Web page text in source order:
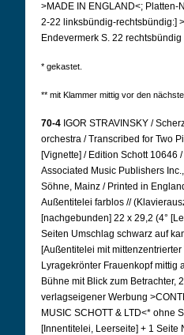
>MADE IN ENGLAND<; Platten-
2-22 linksbündig-rechtsbündig:]
Endevermerk S. 22
* gekastet.
** mit Klammer mittig vor den
70-4 IGOR STRAVINSKY /
orchestra / Transcribed for Two
[Vignette] / Edition Schott 10646
Associated Music Publishers
Söhne, Mainz / Printed in
Außentitelei farblos //
[nachgebunden] 22 x 29,2 (4°
Seiten Umschlag schwarz auf
[Außentitelei mit mittenzentrierter
Lyragekrönter Frauenkopf mittig
Bühne mit Blick zum Betrachter,
verlagseigener Werbung
MUSIC SCHOTT & LTD<* ohne
[Innentitelei, Leerseite] + 1 Seite